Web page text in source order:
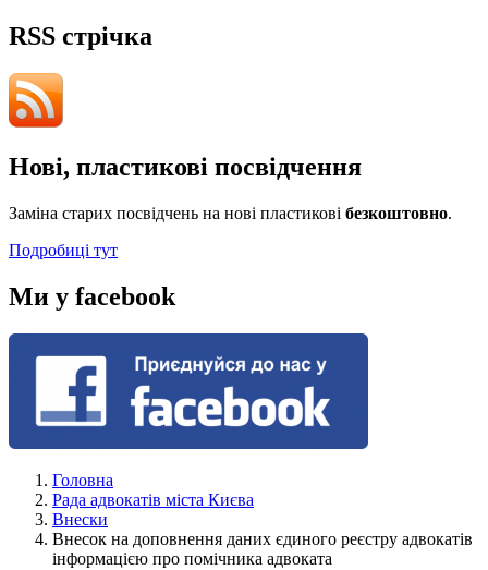
RSS стрічка
Нові, пластикові посвідчення
Заміна старих посвідчень на нові пластикові безкоштовно.
Подробиці тут
Ми у facebook
Головна
Рада адвокатів міста Києва
Внески
Внесок на доповнення даних єдиного реєстру адвокатів
інформацією про помічника адвоката